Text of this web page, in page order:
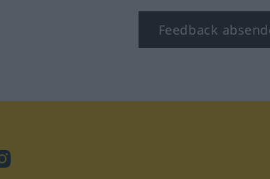
Feedback
Instagram